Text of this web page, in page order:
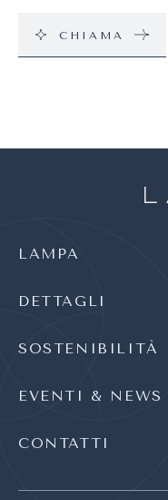
CHIAMA
LAMPA
DETTAGLI
SOSTENIBILITÀ
EVENTI & NEWS
CONTATTI